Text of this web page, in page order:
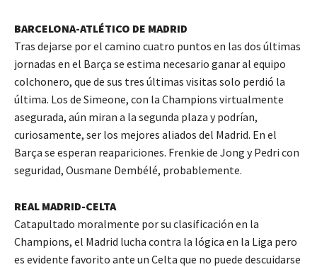
BARCELONA-ATLÉTICO DE MADRID
Tras dejarse por el camino cuatro puntos en las dos últimas
jornadas en el Barça se estima necesario ganar al equipo
colchonero, que de sus tres últimas visitas solo perdió la
última. Los de Simeone, con la Champions virtualmente
asegurada, aún miran a la segunda plaza y podrían,
curiosamente, ser los mejores aliados del Madrid. En el
Barça se esperan reapariciones. Frenkie de Jong y Pedri con
seguridad, Ousmane Dembélé, probablemente.
REAL MADRID-CELTA
Catapultado moralmente por su clasificación en la
Champions, el Madrid lucha contra la lógica en la Liga pero
es evidente favorito ante un Celta que no puede descuidarse